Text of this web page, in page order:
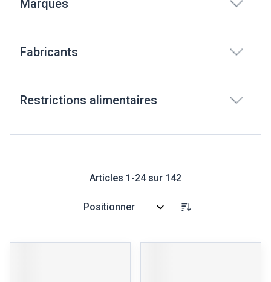
Marques
Fabricants
Restrictions alimentaires
Articles 1 -24sur 142
Trier par: